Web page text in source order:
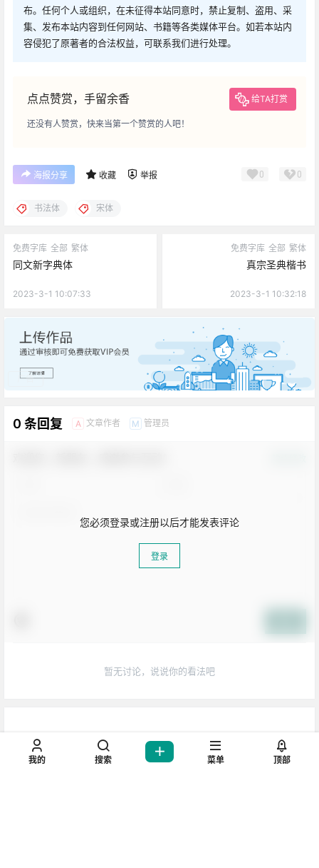
布。任何个人或组织，在未征得本站同意时，禁止复制、盗用、采
集、发布本站内容到任何网站、书籍等各类媒体平台。如若本站内
容侵犯了原著者的合法权益，可联系我们进行处理。
点点赞赏，手留余香 给TA打赏
还没有人赞赏，快来当第一个赞赏的人吧！
海报分享 收藏 举报 0 0
书法体 宋体
免费字库 全部 繁体
同文新字典体
2023-3-1 10:07:33
免费字库 全部 繁体
真宗圣典楷书
2023-3-1 10:32:18
广告
0 条回复 A 文章作者 M 管理员
您必须登录或注册以后才能发表评论
登录
暂无讨论，说说你的看法吧
坚持每天来逛逛，会让你
心情也舒畅了！
腿也不痛了！
我的 搜索 菜单 顶部